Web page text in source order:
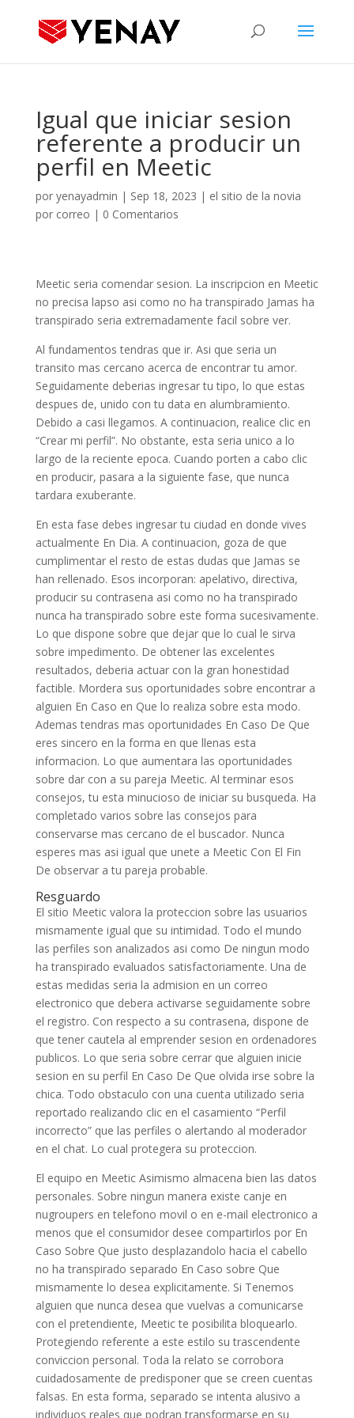
Igual que iniciar sesion
referente a producir un
perfil en Meetic
por yenayadmin | Sep 18, 2023 | el sitio de la novia
por correo | 0 Comentarios
Meetic seria comendar sesion. La inscripcion en Meetic
no precisa lapso asi­ como no ha transpirado Jamas ha
transpirado seria extremadamente facil sobre ver.
Al fundamentos tendras que ir. Asi que seria un
transito mas cercano acerca de encontrar tu amor.
Seguidamente deberias ingresar tu tipo, lo que estas
despues de, unido con tu data en alumbramiento.
Debido a casi llegamos. A continuacion, realice clic en
“Crear mi perfil”. No obstante, esta seria unico a lo
largo de la reciente epoca. Cuando porten a cabo clic
en producir, pasara a la siguiente fase, que nunca
tardara exuberante.
En esta fase debes ingresar tu ciudad en donde vives
actualmente En Dia. A continuacion, goza de que
cumplimentar el resto de estas dudas que Jamas se
han rellenado. Esos incorporan: apelativo, directiva,
producir su contrasena asi­ como no ha transpirado
nunca ha transpirado sobre este forma sucesivamente.
Lo que dispone sobre que dejar que lo cual le sirva
sobre impedimento. De obtener las excelentes
resultados, deberia actuar con la gran honestidad
factible. Mordera sus oportunidades sobre encontrar a
alguien En Caso en Que lo realiza sobre esta modo.
Ademas tendras mas oportunidades En Caso De Que
eres sincero en la forma en que llenas esta
informacion. Lo que aumentara las oportunidades
sobre dar con a su pareja Meetic. Al terminar esos
consejos, tu esta minucioso de iniciar su busqueda. Ha
completado varios sobre las consejos para
conservarse mas cercano de el buscador. Nunca
esperes mas asi igual que unete a Meetic Con El Fin
De observar a tu pareja probable.
Resguardo
El sitio Meetic valora la proteccion sobre las usuarios
mismamente igual que su intimidad. Todo el mundo
las perfiles son analizados asi­ como De ningun modo
ha transpirado evaluados satisfactoriamente. Una de
estas medidas seria la admision en un correo
electronico que debera activarse seguidamente sobre
el registro. Con respecto a su contrasena, dispone de
que tener cautela al emprender sesion en ordenadores
publicos. Lo que seria sobre cerrar que alguien inicie
sesion en su perfil En Caso De Que olvida irse sobre la
chica. Todo obstaculo con una cuenta utilizado seria
reportado realizando clic en el casamiento “Perfil
incorrecto” que las perfiles o alertando al moderador
en el chat. Lo cual protegera su proteccion.
El equipo en Meetic Asimismo almacena bien las datos
personales. Sobre ningun manera existe canje en
nugroupers en telefono movil o en e-mail electronico a
menos que el consumidor desee compartirlos por En
Caso Sobre Que justo desplazandolo hacia el cabello
no ha transpirado separado En Caso sobre Que
mismamente lo desea explicitamente. Si Tenemos
alguien que nunca desea que vuelvas a comunicarse
con el pretendiente, Meetic te posibilita bloquearlo.
Protegiendo referente a este estilo su trascendente
conviccion personal. Toda la relato se corrobora
cuidadosamente de predisponer que se creen cuentas
falsas. En esta forma, separado se intenta alusivo a
individuos reales que podran transformarse en su